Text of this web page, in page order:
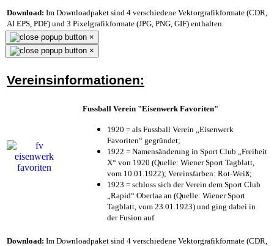
Download: Im Downloadpaket sind 4 verschiedene Vektorgrafikformate (CDR,
AI EPS, PDF) und 3 Pixelgrafikformate (JPG, PNG, GIF) enthalten.
×
×
Vereinsinformationen:
Fussball Verein "Eisenwerk Favoriten"
1920 = als Fussball Verein „Eisenwerk
Favoriten“ gegründet;
1922 = Namensänderung in Sport Club „Freiheit
X“ von 1920 (Quelle: Wiener Sport Tagblatt,
vom 10.01.1922); Vereinsfarben: Rot-Weiß;
1923 = schloss sich der Verein dem Sport Club
„Rapid“ Oberlaa an (Quelle: Wiener Sport
Tagblatt, vom 23.01.1923) und ging dabei in
der Fusion auf
Download: Im Downloadpaket sind 4 verschiedene Vektorgrafikformate (CDR,